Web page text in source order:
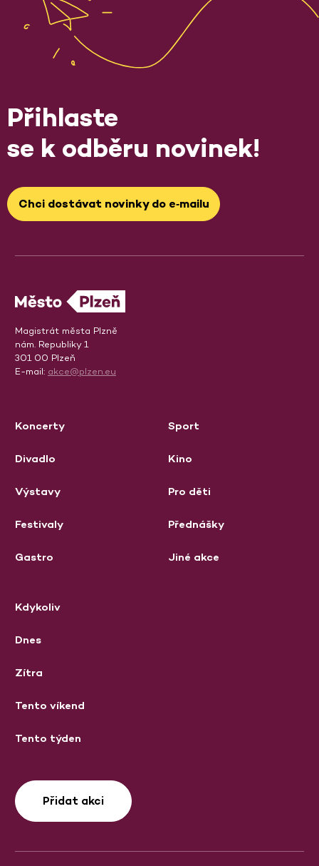
Přihlaste
se k odběru novinek!
Chci dostávat novinky do e‑mailu
Magistrát města Plzně
nám. Republiky 1
301 00 Plzeň
E-mail: akce@plzen.eu
Koncerty
Divadlo
Výstavy
Festivaly
Gastro
Sport
Kino
Pro děti
Přednášky
Jiné akce
Kdykoliv
Dnes
Zítra
Tento víkend
Tento týden
Přidat akci